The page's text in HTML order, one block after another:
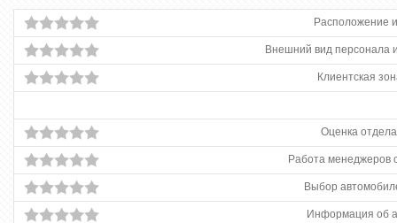
Расположение
Внешний вид персонала
Клиентская
Оценка
Работа менеджеров
Выбор
Информация об